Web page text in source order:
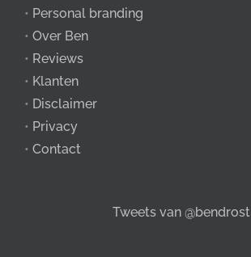
• Personal branding
• Over Ben
• Reviews
• Klanten
• Disclaimer
• Privacy
• Contact
Tweets van @bendrost